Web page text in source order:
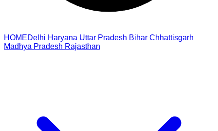
HOMEDelhi Haryana Uttar Pradesh Bihar Chhattisgarh
Madhya Pradesh Rajasthan